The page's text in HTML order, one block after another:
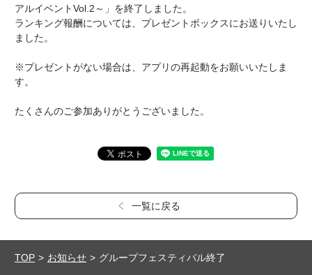
アルイベントVol.2～」を終了しました。
ランキング報酬については、プレゼントボックスにお送りいたし
ました。
※プレゼントがない場合は、アプリの再起動をお願いいたしま
す。
たくさんのご参加ありがとうございました。
一覧に戻る
TOP お知らせ グループフェスティバル終了